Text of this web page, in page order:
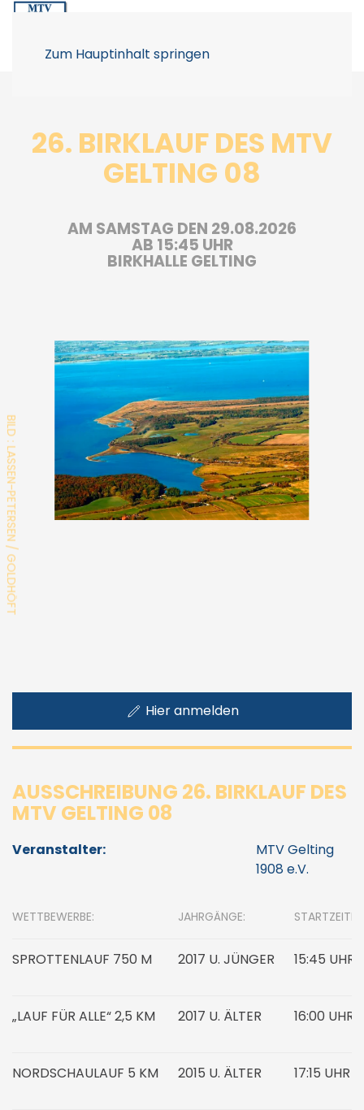
Zum Hauptinhalt springen
26. BIRKLAUF DES MTV
GELTING 08
AM SAMSTAG DEN 29.08.2026
AB 15:45 UHR
BIRKHALLE GELTING
BILD : LASSEN-PETERSEN / GOLDHÖFT
Hier anmelden
AUSSCHREIBUNG 26. BIRKLAUF DES
MTV GELTING 08
Veranstalter:
MTV Gelting
1908 e.V.
WETTBEWERBE: JAHRGÄNGE:
SPROTTENLAUF 750 M 2017 U. JÜNGER 15:45 UHR
„LAUF FÜR ALLE“ 2,5 KM 2017 U. ÄLTER 16:00 UHR
NORDSCHAULAUF 5 KM 2015 U. ÄLTER 17:15 UHR